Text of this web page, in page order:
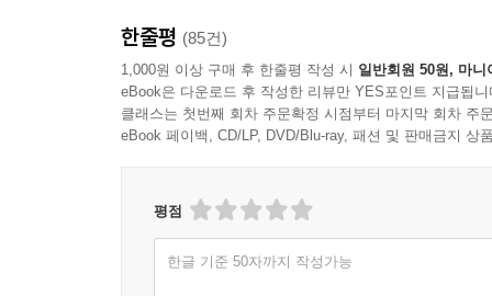
한줄평 (85건)
1,000원 이상 구매 후 한줄평 작성 시 일반회원 50원, 마니
eBook은 다운로드 후 작성한 리뷰만 YES포인트 지급됩니
클래스는 첫번째 회차 주문확정 시점부터 마지막 회차 주
eBook 페이백, CD/LP, DVD/Blu-ray, 패션 및 판매금지 상
평점
한글 기준 50자까지 작성가능